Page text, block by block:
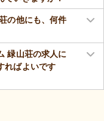
の他にも、何件
緑山荘の求人に
ればよいです